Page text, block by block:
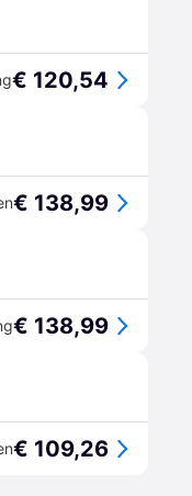
€ 120,54
€ 138,99
€ 138,99
€ 109,26